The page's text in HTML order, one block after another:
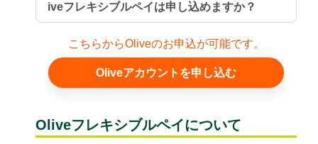
iveフレキシブルペイは申し込めますか？
こちらからOliveのお申込が可能です。
Oliveアカウントを申し込む
Oliveフレキシブルペイについて